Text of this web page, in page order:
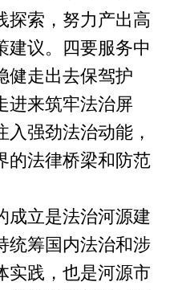
探索，努力产出高
建议。四要服务中
健走出去保驾护
进来筑牢法治屏
入强劲法治动能，
的法律桥梁和防范
成立是法治河源建
统筹国内法治和涉
实践，也是河源市